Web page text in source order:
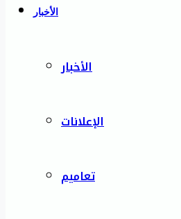
الأخبار
الأخبار
الإعلانات
تعاميم